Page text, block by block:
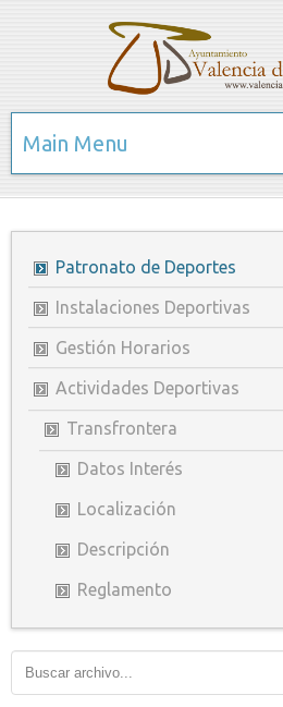
Main Menu
Patronato de Deportes
Instalaciones Deportivas
Gestión Horarios
Actividades Deportivas
Transfrontera
Datos Interés
Localización
Descripción
Reglamento